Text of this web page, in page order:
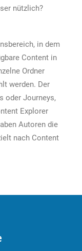
nützlich?
in dem
Content in
Ordner
werden. Der
oder Journeys,
Explorer
Autoren die
nach Content